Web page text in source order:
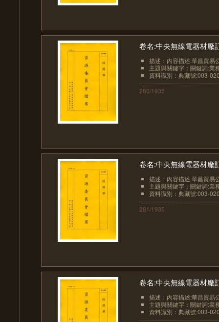
卷名:中央無線電器材廠
描述：內容描述:華昌貿易
主題與關鍵字：關鍵詞:業
資料識別：典藏號:003-
280/1935
卷名:中央無線電器材廠
描述：內容描述:華昌貿易
主題與關鍵字：關鍵詞:業
資料識別：典藏號:003-
281/1935
卷名:中央無線電器材廠
描述：內容描述:華昌貿易
主題與關鍵字：關鍵詞:業
資料識別：典藏號:003-